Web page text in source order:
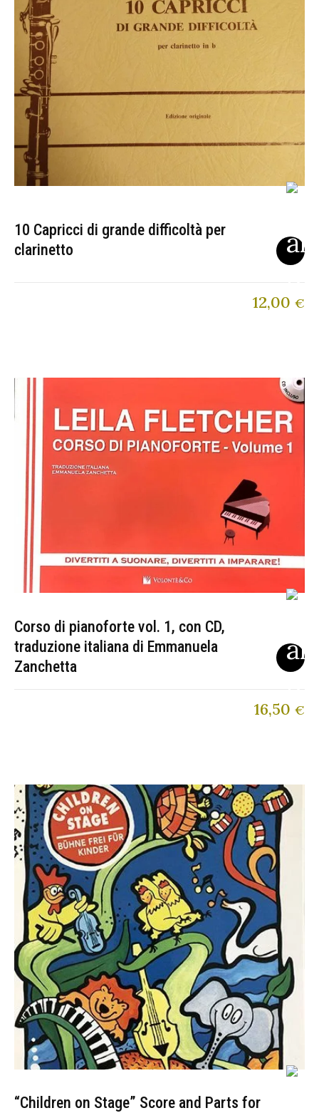
10 Capricci di grande difficoltà per
clarinetto
12,00 €
Corso di pianoforte vol. 1, con CD,
traduzione italiana di Emmanuela
Zanchetta
16,50 €
“Children on Stage” Score and Parts for